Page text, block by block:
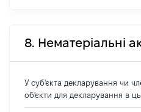
8. Нематеріальні
У суб'єкта декларування чи
об'єкти для декларування в